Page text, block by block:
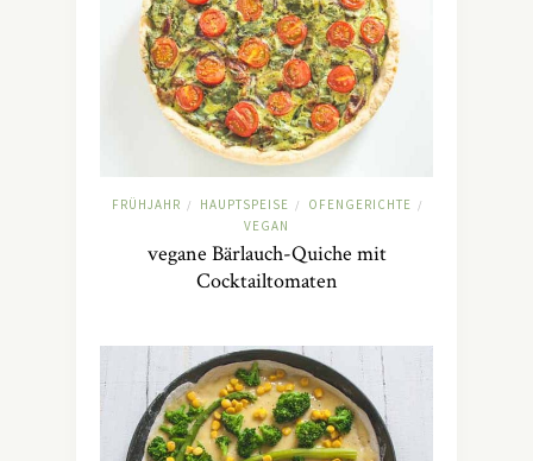
FRÜHJAHR / HAUPTSPEISE / OFENGERICHTE /
VEGAN
vegane Bärlauch-Quiche mit
Cocktailtomaten